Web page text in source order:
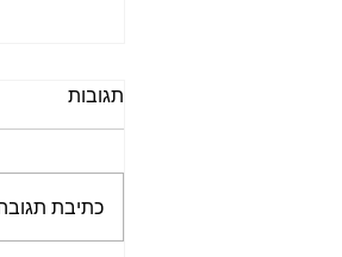
תגובות
כתיבת